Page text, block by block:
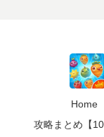
Home
攻略まとめ【